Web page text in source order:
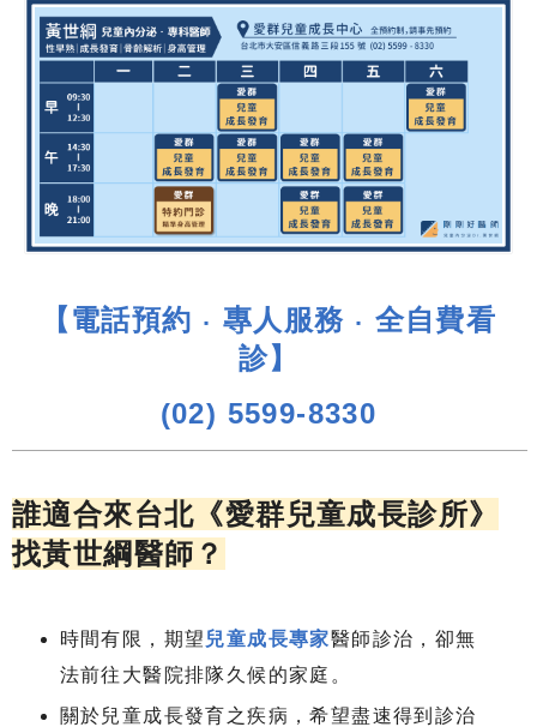
【電話預約 ‧ 專人服務 ‧ 全自費看
診】
(02) 5599-8330
誰適合來台北《愛群兒童成長診所》
找黃世綱醫師？
時間有限，期望 兒童成長專家醫師診治，卻無
法前往大醫院排隊久候的家庭。
關於兒童成長發育之疾病，希望盡速得到診治